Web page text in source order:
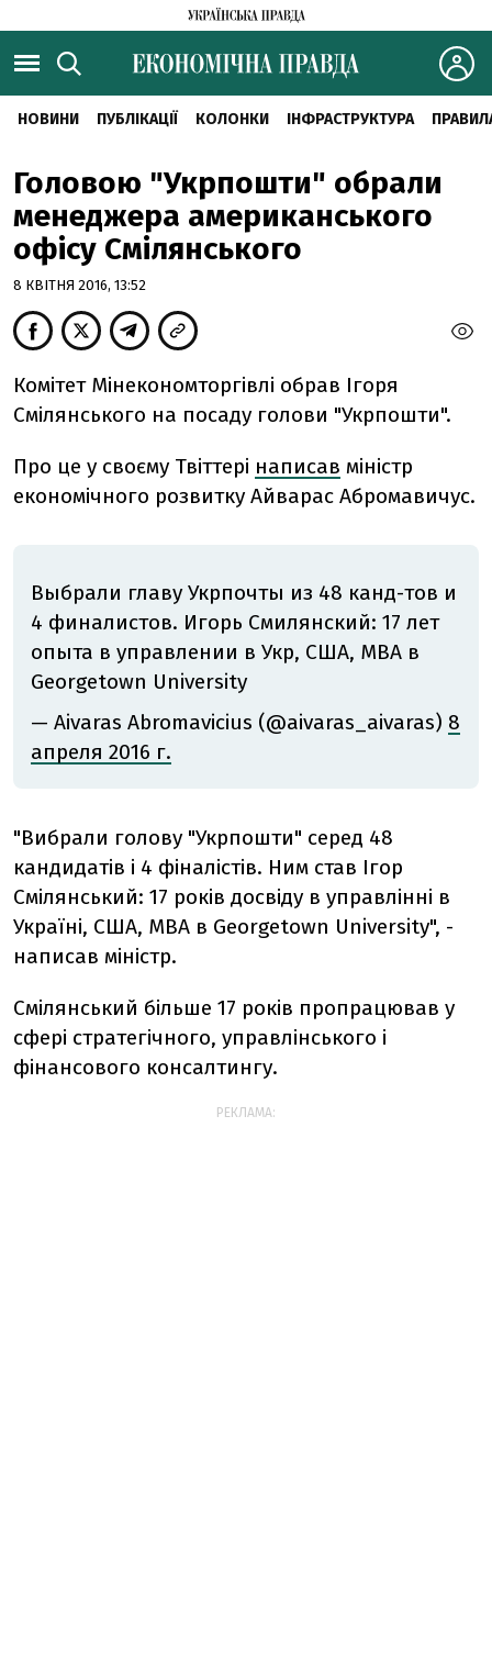
НОВИНИ ПУБЛІКАЦІЇ КОЛОНКИ ІНФРАСТРУКТУРА
Головою "Укрпошти" обрали
менеджера американського
офісу Смілянського
8 КВІТНЯ 2016, 13:52
Комітет Мінекономторгівлі обрав Ігоря
Смілянського на посаду голови "Укрпошти".
Про це у своєму Твіттері написав міністр
економічного розвитку Айварас Абромавичус.
Выбрали главу Укрпочты из 48 канд-тов и
4 финалистов. Игорь Смилянский: 17 лет
опыта в управлении в Укр, США, МВА в
Georgetown University
— Aivaras Abromavicius (@aivaras_aivaras) 8
апреля 2016 г.
"Вибрали голову "Укрпошти" серед 48
кандидатів і 4 фіналістів. Ним став Ігор
Смілянський: 17 років досвіду в управлінні в
Україні, США, МВА в Georgetown University", -
написав міністр.
Смілянський більше 17 років пропрацював у
сфері стратегічного, управлінського і
фінансового консалтингу.
РЕКЛАМА: